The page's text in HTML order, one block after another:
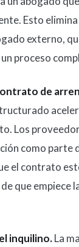
Esto
externo,
proceso
de
Los
como parte
el contrato
que empiece
inquilino.La